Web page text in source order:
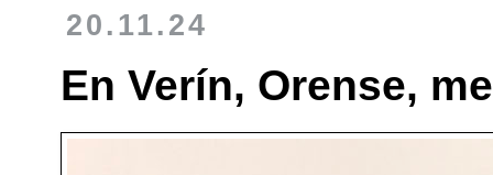
20.11.24
En Verín, Orense,